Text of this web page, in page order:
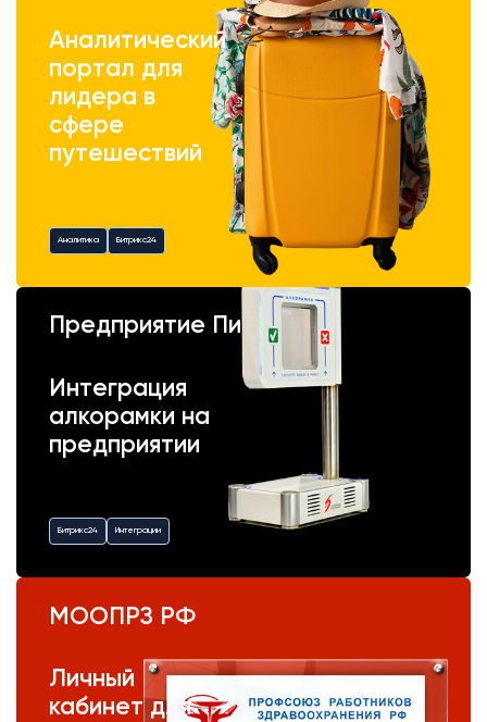
Аналитический
портал для
лидера в
сфере
путешествий
Аналитика Битрикс24
Предприятие Пик
Интеграция
алкорамки на
предприятии
Битрикс24 Интеграции
МООПРЗ РФ
Личный
кабинет для